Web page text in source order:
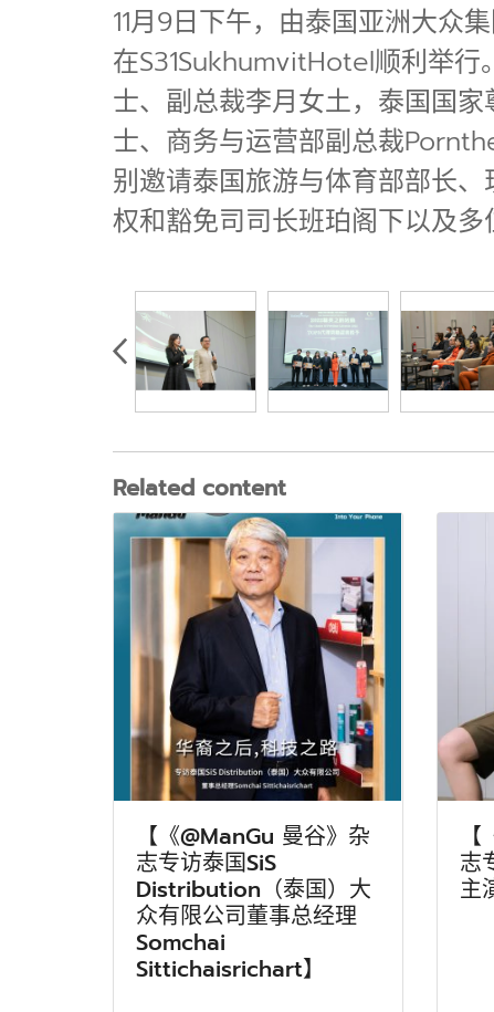
11月9日下午，由泰国亚洲大众
在S31SukhumvitHotel顺利举
士、副总裁李月女土，泰国国
士、商务与运营部副总裁
别邀请泰国旅游与体育部部长
权和豁免司司长班珀阁下以及多
Related content
【《@ManGu 曼谷》杂
志专访泰国SiS
Distribution（泰国）大
众有限公司董事总经理
Somchai
Sittichaisrichart】
志
主